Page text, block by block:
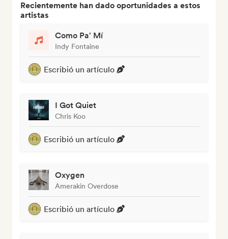
Recientemente han dado oportunidades a estos
artistas
Como Pa' Mí
Indy Fontaine
Escribió un artículo
I Got Quiet
Chris Koo
Escribió un artículo
Oxygen
Amerakin Overdose
Escribió un artículo